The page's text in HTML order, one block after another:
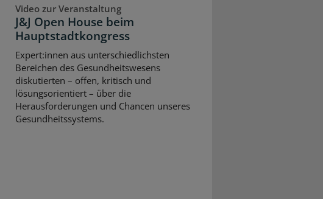
Video zur Veranstaltung
J&J Open House beim
Hauptstadtkongress
Expert:innen aus unterschiedlichsten
Bereichen des Gesundheitswesens
diskutierten – offen, kritisch und
lösungsorientiert – über die
Herausforderungen und Chancen unseres
Gesundheitssystems.